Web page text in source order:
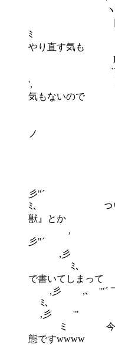
ヽい リ
| いﾉ
ﾐ まあ ゆ
やり直す気も
l / ,r‐-, ´/
`Y
', 最後の展
気もないので
彡 |
彡 | |
ノ 本編には
彡 二ﾆ
ノ 彡;;;､､
ﾐ､ ついでに
獣』とか
,
彡
,彡
ﾐ､ 深夜の
で書いてしまって
,彡 ,､ '"´
ﾐ､
,彡 '" `
ミ 今
態ですwwww